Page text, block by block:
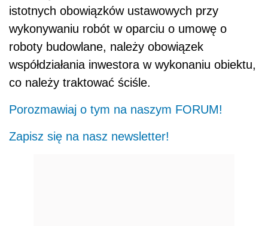
istotnych obowiązków ustawowych przy
wykonywaniu robót w oparciu o umowę o
roboty budowlane, należy obowiązek
współdziałania inwestora w wykonaniu obiektu,
co należy traktować ściśle.
Porozmawiaj o tym na naszym FORUM!
Zapisz się na nasz newsletter!